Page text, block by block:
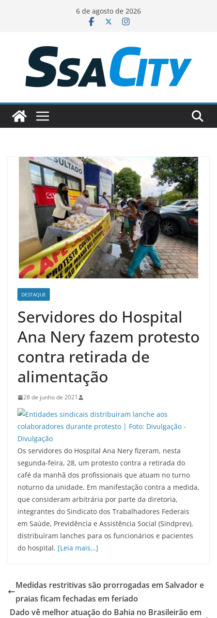
conteúdo
6 de agosto de 2026
DESTAQUE
Servidores do Hospital
Ana Nery fazem protesto
contra retirada de
alimentação
28 de junho de 2021
Os servidores do Hospital Ana Nery fizeram, nesta
segunda-feira, 28, um protesto contra a retirada do
café da manhã dos profissionais que atuam no turno
noturno da unidade. Em manifestação contra a medida,
que consideram arbitrária por parte da diretoria,
integrantes do Sindicato dos Trabalhadores Federais
em Saúde, Previdência e Assistência Social (Sindprev),
distribuíram lanches para os funcionários e pacientes
do hospital. [Leia mais…]
Medidas restritivas são prorrogadas em Salvador e
praias ficam fechadas em feriado
Dado vê melhor atuação do Bahia no Brasileirão em